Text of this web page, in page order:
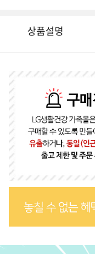
상품설명